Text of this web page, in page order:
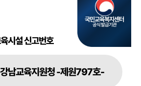
국민교육복지센터
공식 발급기관
시설 신고번호
남교육지원청 -제원797호-